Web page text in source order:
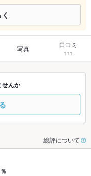
写真 口コミ
111
せんか
総評について